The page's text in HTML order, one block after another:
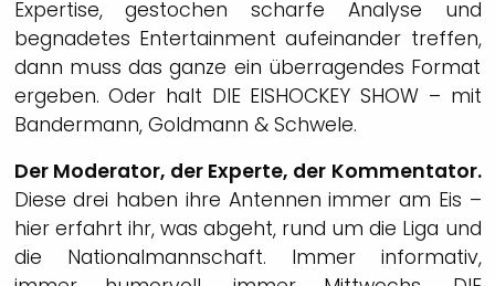
Expertise, gestochen scharfe Analyse und
begnadetes Entertainment aufeinander treffen,
dann muss das ganze ein überragendes Format
ergeben. Oder halt DIE EISHOCKEY SHOW – mit
Bandermann, Goldmann & Schwele.
Der Moderator, der Experte, der Kommentator.
Diese drei haben ihre Antennen immer am Eis –
hier erfahrt ihr, was abgeht, rund um die Liga und
die Nationalmannschaft. Immer informativ,